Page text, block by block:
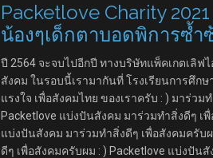
Packetlove Charity
น้องๆเด็กตาบอดพิการซ้ำ
ปี 2564 จะจบไปอีกปี ทางบริษัทแพ็คเกตเลิ
สังคม ในรอบนี้เรามากันที่ โรงเรียนการศึก
แรงใจ เพื่อสังคมไทย ของเราครับ : ) มาร่ว
Packetlove แบ่งปันสังคม มาร่วมทำสิ่งดีๆ เ
แบ่งปันสังคม มาร่วมทำสิ่งดีๆ เพื่อสังคมครับ
ดีๆ เพื่อสังคมครับผม : ) Packetlove แบ่งปัน